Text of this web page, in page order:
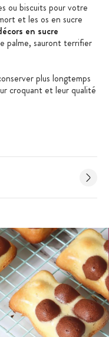
ou biscuits pour votre
et les os en sucre
en sucre
palme, sauront terrifier
plus longtemps
croquant et leur qualité
de colza (totalement